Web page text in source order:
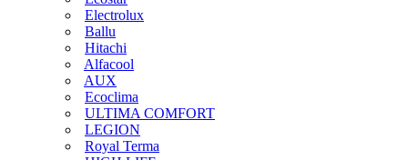
Electrolux
Ballu
Hitachi
Alfacool
AUX
Ecoclima
ULTIMA COMFORT
LEGION
Royal Terma